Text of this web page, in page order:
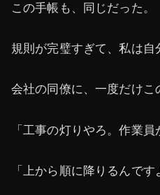
この手帳も、同じだった。
規則が完璧すぎて、私は自
会社の同僚に、一度だけこ
「工事の灯りやろ。作業員
「上から順に降りるんです